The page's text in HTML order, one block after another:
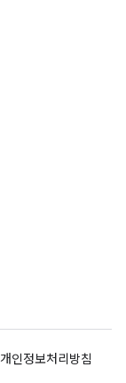
개인정보처리방침